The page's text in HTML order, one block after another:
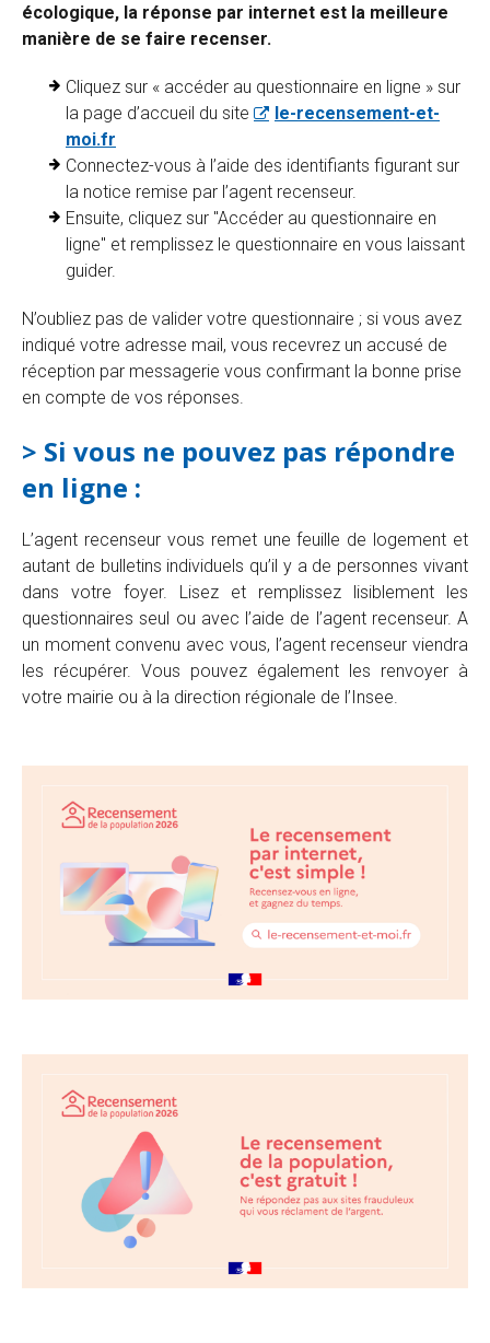
écologique, la réponse par internet est la meilleure
manière de se faire recenser.
Cliquez sur « accéder au questionnaire en ligne » sur
la page d’accueil du site
le-recensement-et-
moi.fr
Connectez-vous à l’aide des identifiants figurant sur
la notice remise par l’agent recenseur.
Ensuite, cliquez sur "Accéder au questionnaire en
ligne" et remplissez le questionnaire en vous laissant
guider.
N’oubliez pas de valider votre questionnaire ; si vous avez
indiqué votre adresse mail, vous recevrez un accusé de
réception par messagerie vous confirmant la bonne prise
en compte de vos réponses.
> Si vous ne pouvez pas répondre
en ligne :
L’agent recenseur vous remet une feuille de logement et
autant de bulletins individuels qu’il y a de personnes vivant
dans votre foyer. Lisez et remplissez lisiblement les
questionnaires seul ou avec l’aide de l’agent recenseur. A
un moment convenu avec vous, l’agent recenseur viendra
les récupérer. Vous pouvez également les renvoyer à
votre mairie ou à la direction régionale de l’Insee.